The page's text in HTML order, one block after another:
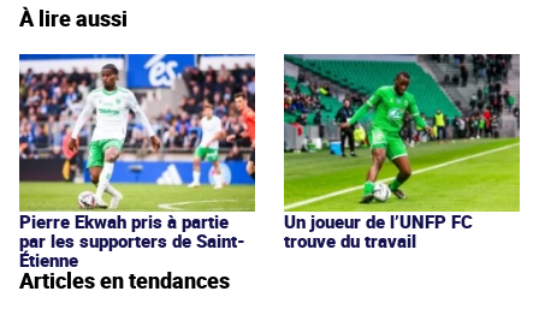
À lire aussi
Pierre Ekwah pris à partie
par les supporters de Saint-
Étienne
Un joueur de l’UNFP FC
trouve du travail
Articles en tendances